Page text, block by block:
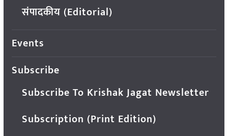
संपादकीय (Editorial)
Events
Subscribe
Subscribe To Krishak Jagat Newsletter
Subscription (Print Edition)